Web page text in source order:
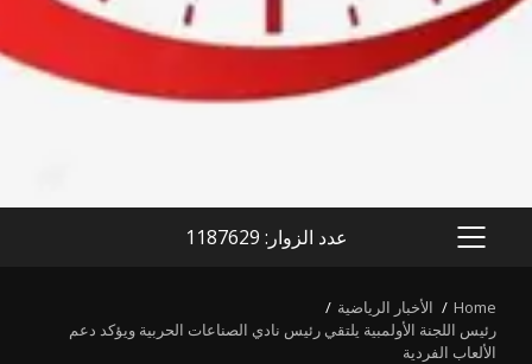
PRIMARY
عدد الزوار: 1187629
Home
الأخبار الرياضية
رئيس اللجنة الأولمبية يلتقي رئيس نادي الصناعات الحربية ويؤكد دعم
الألعاب الفردية